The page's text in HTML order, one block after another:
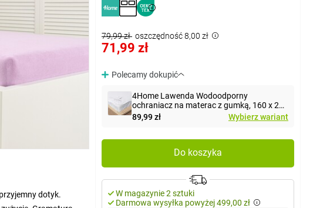
79,99 zł oszczędność 8,00 zł
71,99 zł
Polecamy dokupić
4Home Lawenda Wodoodporny
ochraniacz na materac z gumką, 160 x 200
cm
89,99 zł Wybierz wariant
Do koszyka
W magazynie 2 sztuki
Darmowa wysyłka powyżej 499,00 zł
dotyk.